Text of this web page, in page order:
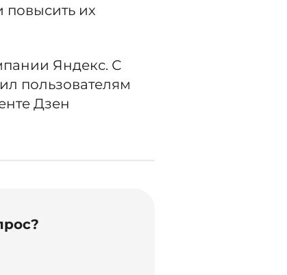
повысить их
Яндекс. С
пользователям
Дзен